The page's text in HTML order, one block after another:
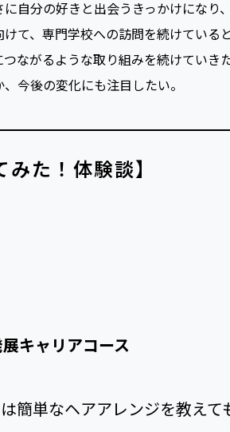
。
分の好きと出会うきっかけになり
て、専門学校への訪問を続けてい
ながるような取り組みを続けていき